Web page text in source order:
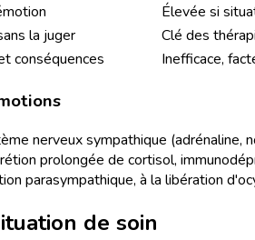
Élevée si
la juger
Clé des
conséquences Inefficace,
nerveux sympathique (adrénaline,
prolongée de cortisol,
parasympathique, à la libération
de soin